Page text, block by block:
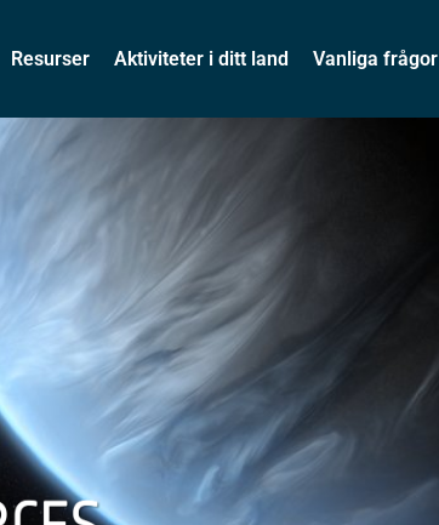
Resurser Aktiviteter i ditt land Vanliga frågor